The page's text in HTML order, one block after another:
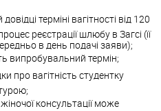
терміні вагітності від 120
реєстрації шлюбу в Загсі (її
в день подачі заяви);
випробувальний термін;
про вагітність студентку
консультації може